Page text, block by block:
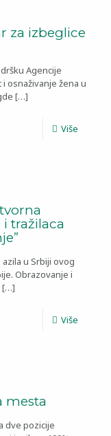
za izbeglice
Agencije
osnaživanje žena u
[…]
Više
tražilaca
u Srbiji ovog
Obrazovanje i
[…]
Više
mesta
dve pozicije